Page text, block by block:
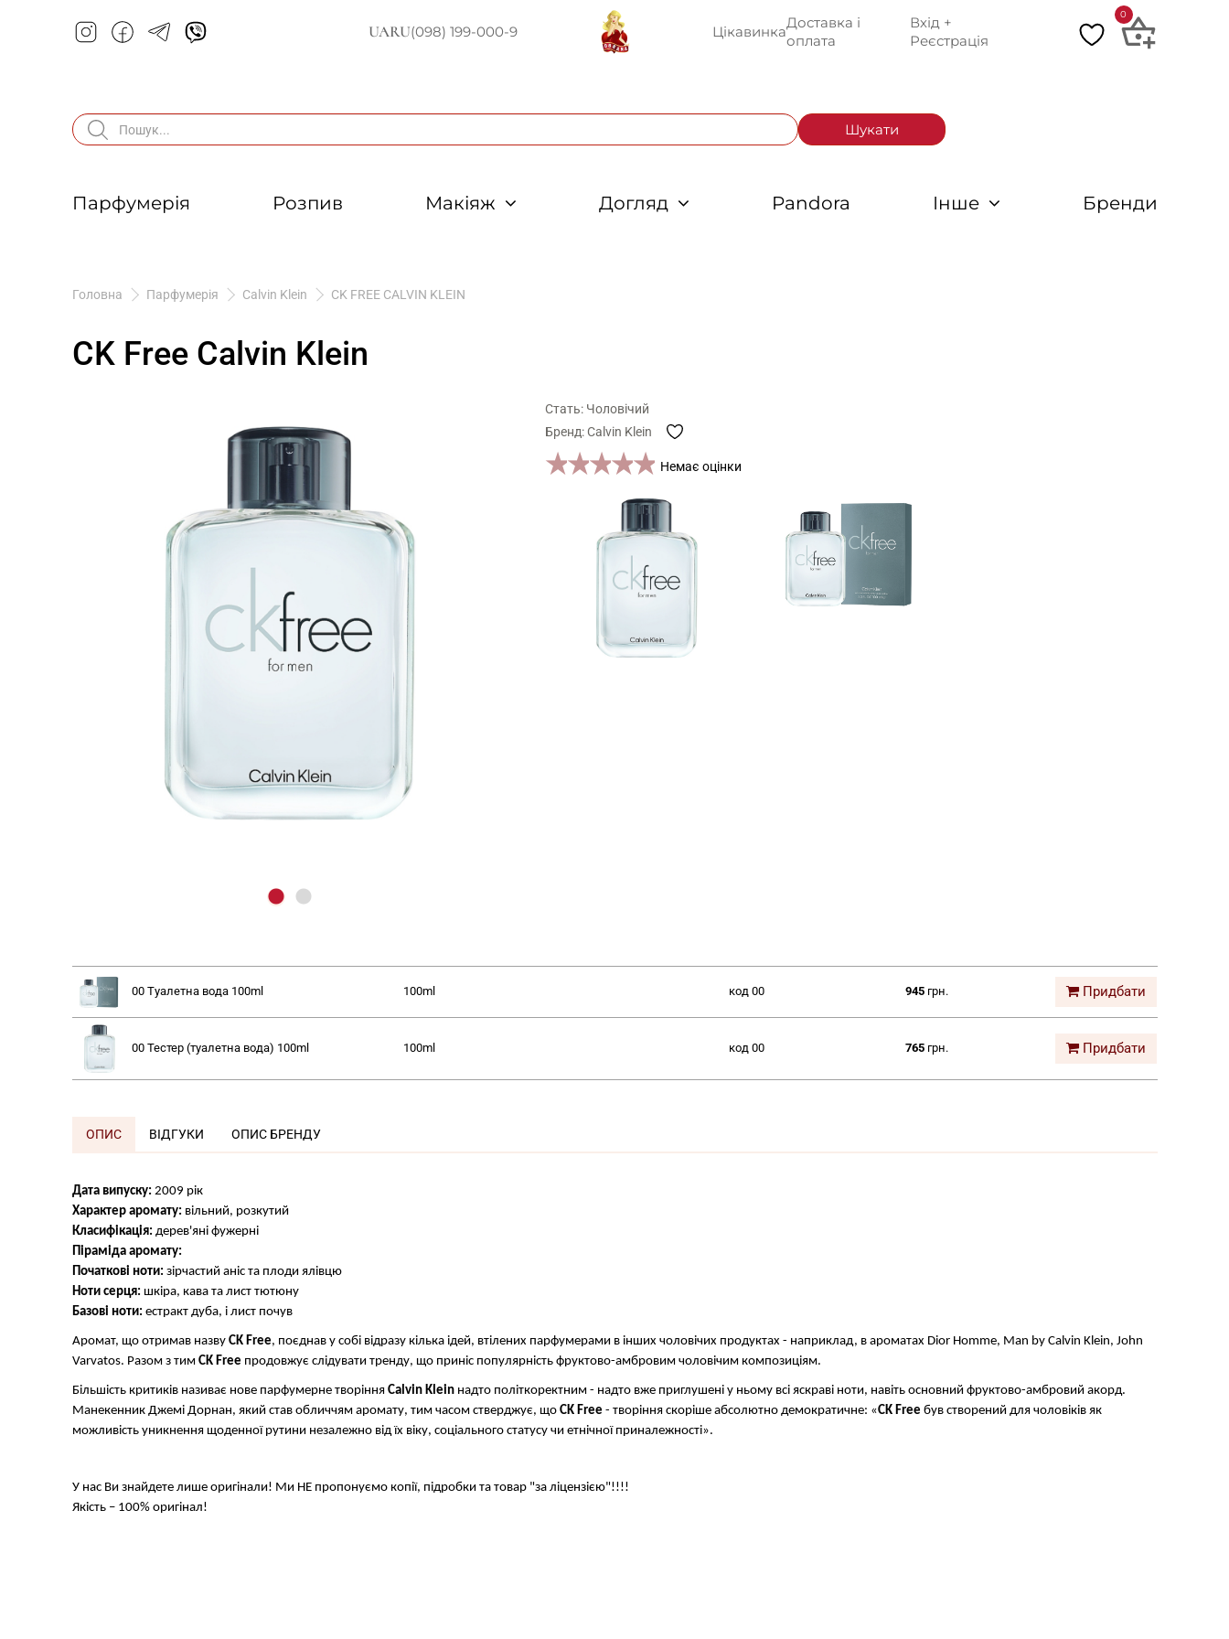
UARU(098) 199-000-9 Цікавинка
Доставка і
оплата
Вхід +
Реєстрація
0
Шукати
Парфумерія Розпив Макіяж Догляд Pandora Інше Бренди
Головна Парфумерія Calvin Klein CK FREE CALVIN KLEIN
CK Free Calvin Klein
Стать: Чоловічий
Бренд: Calvin Klein
5 stars
4 stars
3 stars
2 stars
1 star Немає оцінки
00 Туалетна вода 100ml 100ml код 00 945грн. Придбати
00 Тестер (туалетна вода) 100ml 100ml код 00 765грн. Придбати
ОПИС ВІДГУКИ ОПИС БРЕНДУ
Дата випуску: 2009 рік
Характер аромату: вільний, розкутий
Класифікація: дерев'яні фужерні
Піраміда аромату:
Початкові ноти: зірчастий аніс та плоди ялівцю
Ноти серця: шкіра, кава та лист тютюну
Базові ноти: естракт дуба, і лист почув
Аромат, що отримав назву CK Free, поєднав у собі відразу кілька ідей, втілених парфумерами в інших чоловічих продуктах - наприклад, в ароматах Dior Homme, Man by Calvin Klein, John
Varvatos. Разом з тим CK Free продовжує слідувати тренду, що приніс популярність фруктово-амбровим чоловічим композиціям.
Більшість критиків називає нове парфумерне творіння Calvin Kleinнадто політкоректним - надто вже приглушені у ньому всі яскраві ноти, навіть основний фруктово-амбровий акорд.
Манекенник Джемі Дорнан, який став обличчям аромату, тим часом стверджує, що CK Free - творіння скоріше абсолютно демократичне: «CK Free був створений для чоловіків як
можливість уникнення щоденної рутини незалежно від їх віку, соціального статусу чи етнічної приналежності».
У нас Ви знайдете лише оригінали! Ми НЕ пропонуємо копії, підробки та товар "за ліцензією"!!!!
Якість – 100% оригінал!